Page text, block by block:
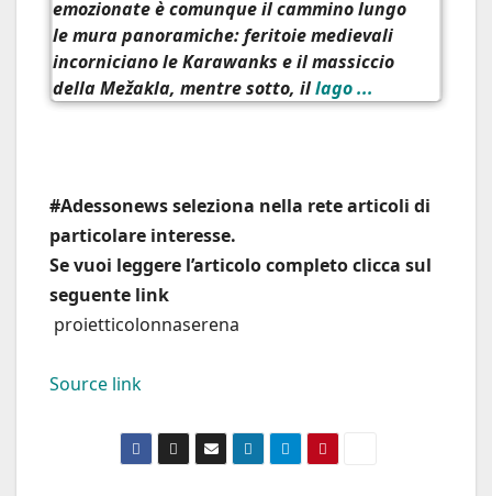
emozionate è comunque ilcammino lungo
le mura panoramiche: feritoie medievali
incorniciano le Karawanks e il massiccio
della Mežakla, mentre sotto, illago ...
#Adessonews seleziona nella rete articoli di
particolare interesse.
Se vuoi leggere l’articolo completo clicca sul
seguente link
proietticolonnaserena
Source link